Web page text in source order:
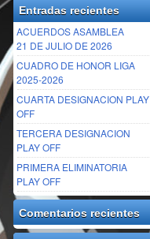
Entradas recientes
ACUERDOS ASAMBLEA
21 DE JULIO DE 2026
CUADRO DE HONOR LIGA
2025-2026
CUARTA DESIGNACION PLAY
OFF
TERCERA DESIGNACION
PLAY OFF
PRIMERA ELIMINATORIA
PLAY OFF
Comentarios recientes